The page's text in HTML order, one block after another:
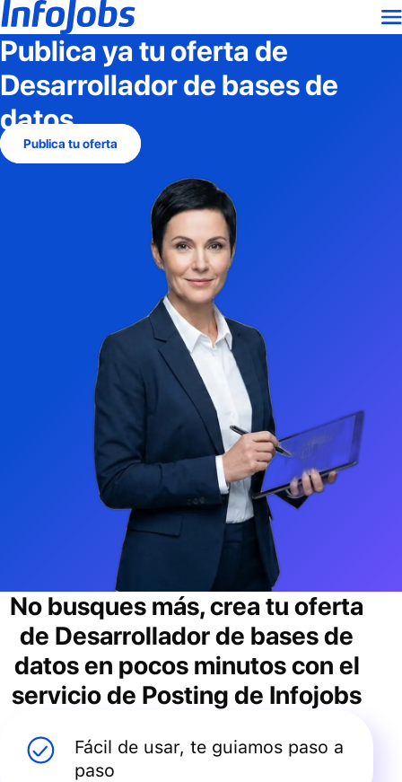
Publica ya tu oferta de
Desarrollador de bases de
datos
Publica tu oferta
No busques más, crea tu oferta
de Desarrollador de bases de
datosen pocos minutos con el
servicio de Posting de Infojobs
Fácil de usar, te guiamos paso a
paso